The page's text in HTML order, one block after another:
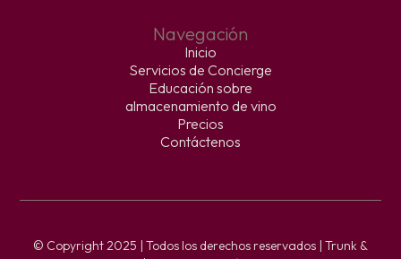
Navegación
Inicio
Servicios de Concierge
Educación sobre
almacenamiento de vino
Precios
Contáctenos
© Copyright 2025 | Todos los derechos reservados | Trunk &